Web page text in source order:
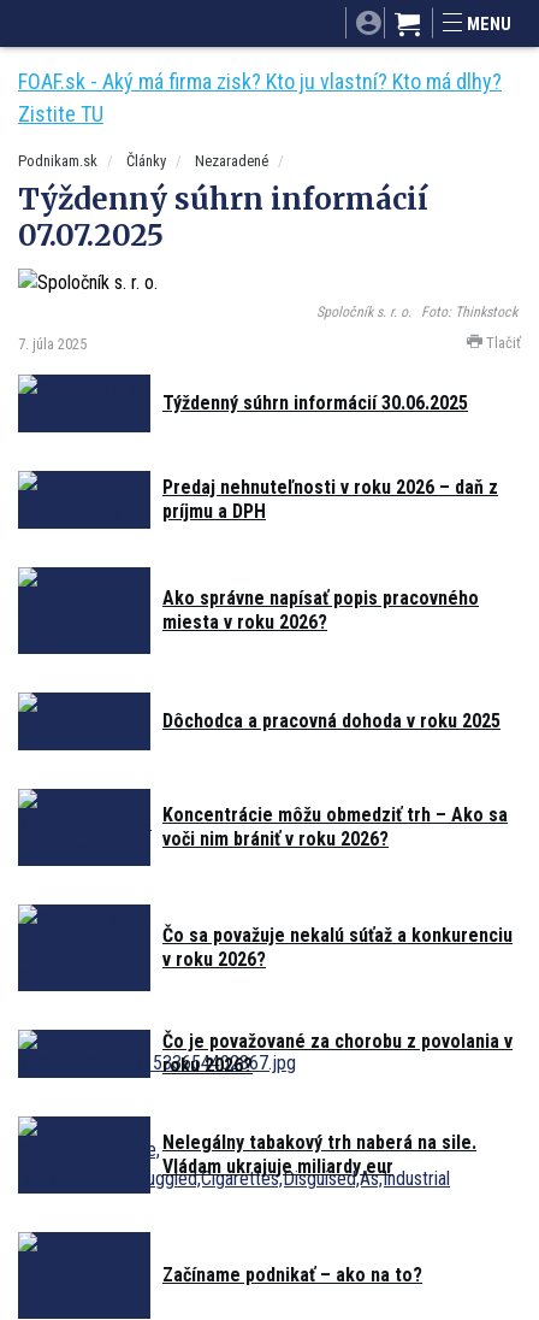
Mnamky-recepty.sk
MENU
FOAF.sk - Aký má firma zisk? Kto ju vlastní? Kto má dlhy?
Zistite TU
Podnikam.sk Články Nezaradené
Týždenný súhrn informácií
07.07.2025
Spoločník s. r. o. Foto: Thinkstock
7. júla 2025 Tlačiť
Týždenný súhrn informácií 30.06.2025
Predaj nehnuteľnosti v roku 2026 – daň z
príjmu a DPH
Ako správne napísať popis pracovného
miesta v roku 2026?
Dôchodca a pracovná dohoda v roku 2025
Koncentrácie môžu obmedziť trh – Ako sa
voči nim brániť v roku 2026?
Čo sa považuje nekalú súťaž a konkurenciu
v roku 2026?
Čo je považované za chorobu z povolania v
roku 2026?
Nelegálny tabakový trh naberá na sile.
Vládam ukrajuje miliardy eur
Začíname podnikať – ako na to?